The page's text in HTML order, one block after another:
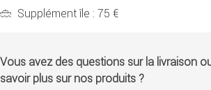
Supplément île : 75 €
Vous avez des questions sur la livraison
savoir plus sur nos produits ?